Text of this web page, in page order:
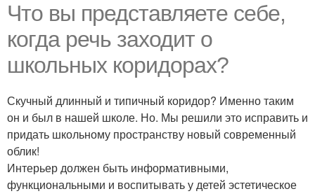
Что вы представляете себе,
когда речь заходит о
школьных коридорах?
Скучный длинный и типичный коридор? Именно таким
он и был в нашей школе. Но. Мы решили это исправить и
придать школьному пространству новый современный
облик!
Интерьер должен быть информативными,
функциональными и воспитывать у детей эстетическое